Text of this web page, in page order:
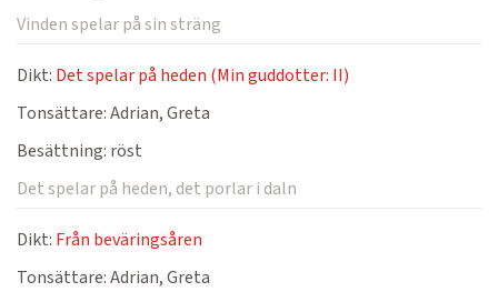
Vinden spelar på sin sträng
Dikt: Det spelar på heden (Min guddotter: II)
Tonsättare:Adrian, Greta
Besättning: röst
Det spelar på heden, det porlar i daln
Dikt: Från beväringsåren
Tonsättare:Adrian, Greta